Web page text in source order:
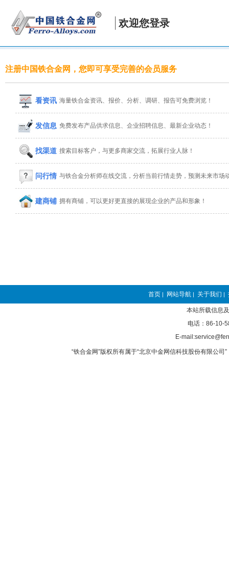
欢迎您登录
注册中国铁合金网，您即可享受完善的会员服务
看资讯 海量铁合金资讯、报价、分析、调研、报告可免费浏览！
发信息 免费发布产品供求信息、企业招聘信息、最新企业动态！
找渠道 搜索目标客户，与更多商家交流，拓展行业人脉！
问行情 与铁合金分析师在线交流，分析当前行情走势，预测未来市场
建商铺 拥有商铺，可以更好更直接的展现企业的产品和形象！
首页 | 网站导航 | 关于我们 |
本站所载信息
电话：86-10-
E-
“铁合金网”版权所有属于“北京中金网信科技股份有限公司